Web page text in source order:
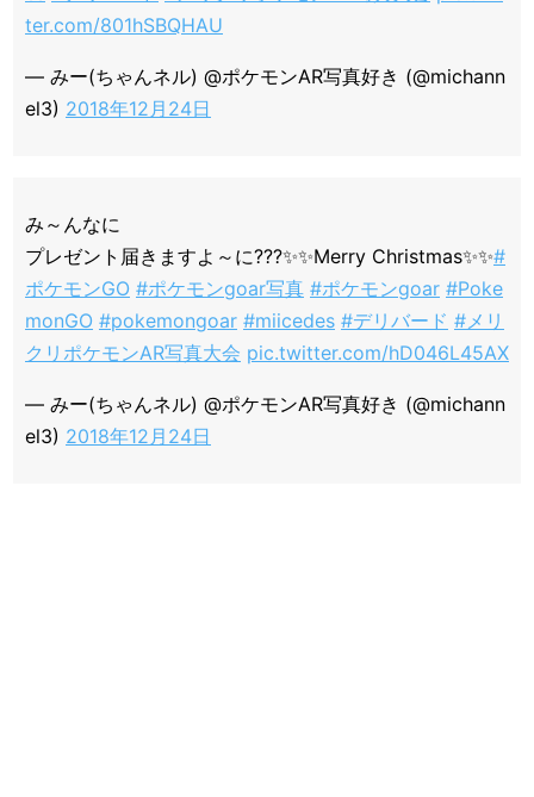
ter.com/801hSBQHAU
— みー(ちゃんネル) @ポケモンAR写真好き (@michann
el3) 2018年12月24日
み～んなに
プレゼント届きますよ～に???✨✨Merry Christmas✨✨#
ポケモンGO #ポケモンgoar写真 #ポケモンgoar #Poke
monGO #pokemongoar #miicedes #デリバード #メリ
クリポケモンAR写真大会 pic.twitter.com/hD046L45AX
— みー(ちゃんネル) @ポケモンAR写真好き (@michann
el3) 2018年12月24日